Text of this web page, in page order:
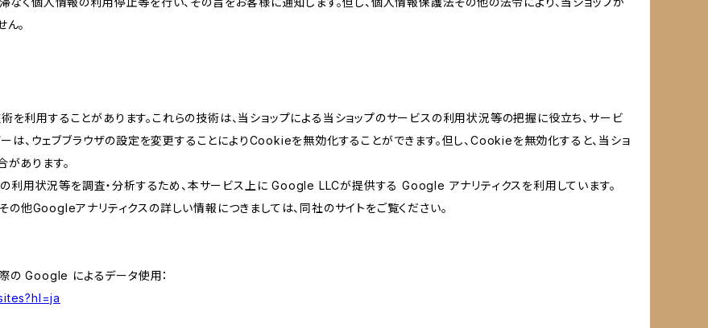
。
を利用することがあります。これらの技術は、当ショップによる当ショップのサービスの利用状況等の把握に役立ち、サービ
、ウェブブラウザの設定を変更することによりCookieを無効化することができます。但し、Cookieを無効化すると、当ショ
あります。
の利用状況等を調査・分析するため、本サービス上に Google LLCが提供する Google アナリティクスを利用しています。
他Googleアナリティクスの詳しい情報につきましては、同社のサイトをご覧ください。
の Google によるデータ使用：